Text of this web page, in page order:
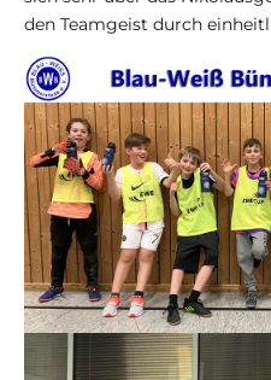
den Teamgeist durch